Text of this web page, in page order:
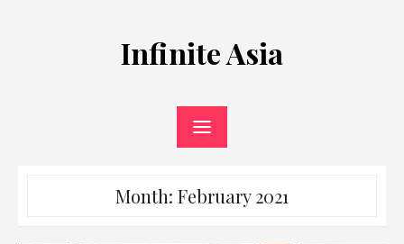
Infinite Asia
Month: February 2021